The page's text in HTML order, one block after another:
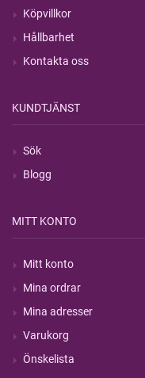
Köpvillkor
Hållbarhet
Kontakta oss
KUNDTJÄNST
Sök
Blogg
MITT KONTO
Mitt konto
Mina ordrar
Mina adresser
Varukorg
Önskelista